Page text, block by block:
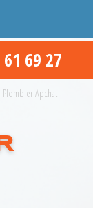
69 27
Plombier Apchat